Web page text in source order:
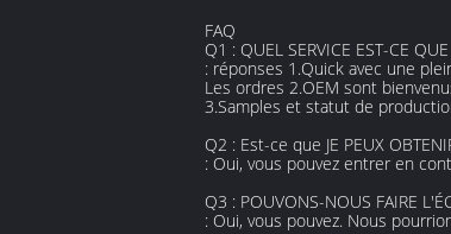
FAQ
Q1 : QUEL SERVICE EST-CE
: réponses 1.Quick avec une
Les ordres 2.OEM sont
3.Samples et statut de
Q2 : Est-ce que JE PEUX
: Oui, vous pouvez entrer en
Q3 : POUVONS-NOUS FAIRE
: Oui, vous pouvez. Nous